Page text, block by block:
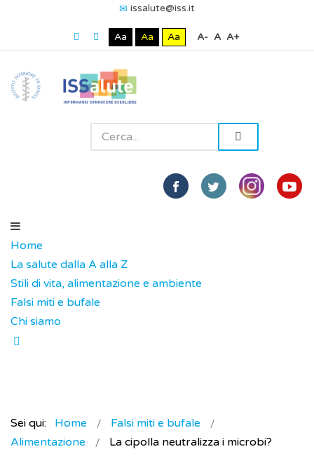
issalute@iss.it
Aa Aa Aa A- A A+
Home
La salute dalla A alla Z
Stili di vita, alimentazione e ambiente
Falsi miti e bufale
Chi siamo
Sei qui: Home
Falsi miti e bufale
Alimentazione
La cipolla neutralizza i microbi?